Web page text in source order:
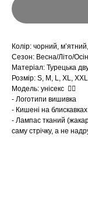
Колір: чорний,
Сезон: Весна/Літо/
Матеріал: Турецька
Розмір: S, M, L, XL,
Модель: унісекс ☝🏻
- Логотипи вишивка
- Кишені на блискавках
- Лампас тканий
саму стрічку, а не